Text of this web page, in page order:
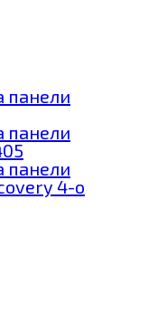
панели
панели
панели
4-о